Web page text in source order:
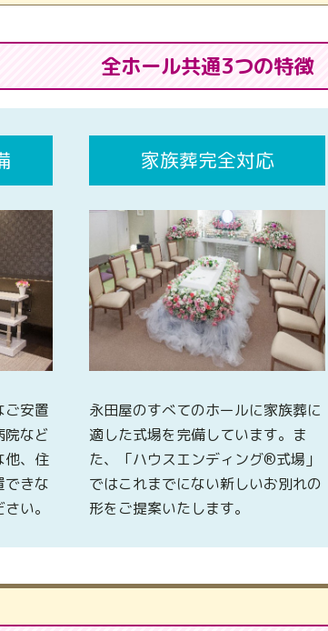
全ホール共通3つの特徴
ご安置
など
他、住
できな
い。
家族葬完全対応
永田屋のすべてのホールに家族葬に
適した式場を完備しています。ま
た、「ハウスエンディング®式場」
ではこれまでにない新しいお別れの
形をご提案いたします。